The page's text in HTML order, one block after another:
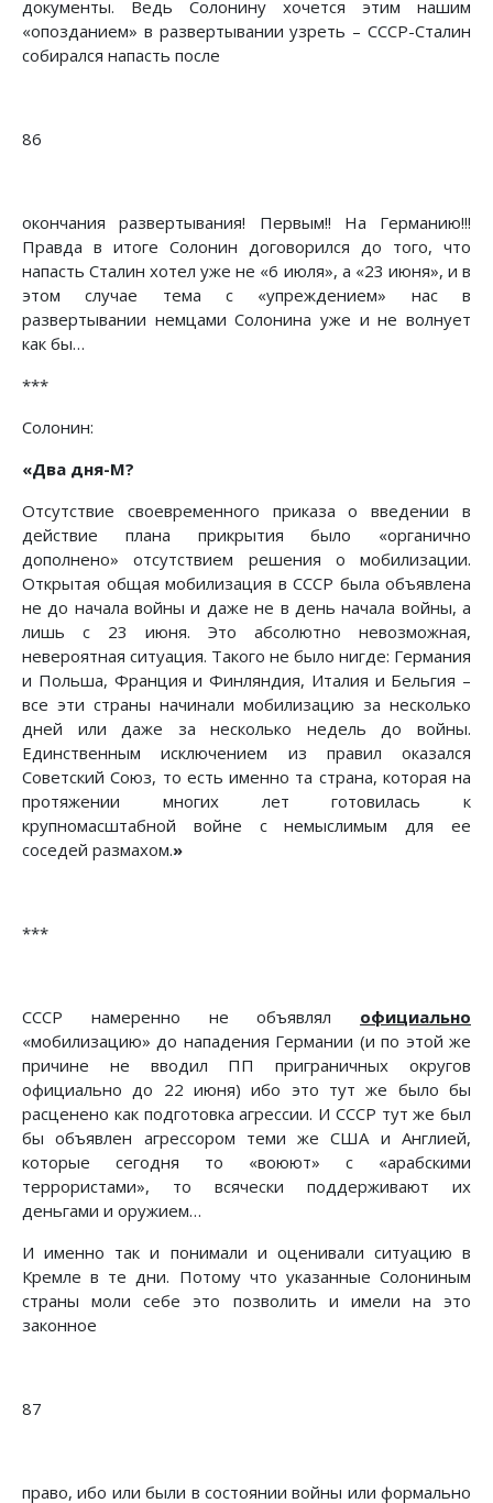
документы. Ведь Солонину хочется этим нашим
«опозданием» в развертывании узреть – СССР-Сталин
собирался напасть после
86
окончания развертывания! Первым!! На Германию!!!
Правда в итоге Солонин договорился до того, что
напасть Сталин хотел уже не «6 июля», а «23 июня», и в
этом случае тема с «упреждением» нас в
развертывании немцами Солонина уже и не волнует
как бы…
***
Солонин:
«Два дня-М?
Отсутствие своевременного приказа о введении в
действие плана прикрытия было «органично
дополнено» отсутствием решения о мобилизации.
Открытая общая мобилизация в СССР была объявлена
не до начала войны и даже не в день начала войны, а
лишь с 23 июня. Это абсолютно невозможная,
невероятная ситуация. Такого не было нигде: Германия
и Польша, Франция и Финляндия, Италия и Бельгия –
все эти страны начинали мобилизацию за несколько
дней или даже за несколько недель до войны.
Единственным исключением из правил оказался
Советский Союз, то есть именно та страна, которая на
протяжении многих лет готовилась к
крупномасштабной войне с немыслимым для ее
соседей размахом.»
***
СССР намеренно не объявлял официально
«мобилизацию» до нападения Германии (и по этой же
причине не вводил ПП приграничных округов
официально до 22 июня) ибо это тут же было бы
расценено как подготовка агрессии. И СССР тут же был
бы объявлен агрессором теми же США и Англией,
которые сегодня то «воюют» с «арабскими
террористами», то всячески поддерживают их
деньгами и оружием…
И именно так и понимали и оценивали ситуацию в
Кремле в те дни. Потому что указанные Солониным
страны моли себе это позволить и имели на это
законное
87
право, ибо или были в состоянии войны или формально